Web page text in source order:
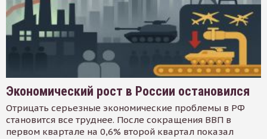
Экономический рост в России остановился
Отрицать серьезные экономические проблемы в РФ
становится все труднее. После сокращения ВВП в
первом квартале на 0,6% второй квартал показал